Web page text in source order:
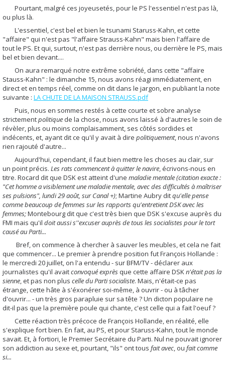
Pourtant, malgré ces joyeusetés, pour le PS l'essentiel n'est pas là,
ou plus là.
L'essentiel, c'est bel et bien le tsunami Staruss-Kahn, et cette
"affaire" qui n'est pas "l'affaire Strauss-Kahn" mais bien l'affaire de
tout le PS. Et qui, surtout, n'est pas derrière nous, ou derrière le PS, mais
bel et bien devant....
On aura remarqué notre extrême sobriété, dans cette "affaire
Stauss-Kahn" : le dimanche 15, nous avons réagi immédiatement, en
direct et en temps réel, comme on dit dans le jargon, en publiant la note
suivante : LA CHUTE DE LA MAISON STRAUSS.pdf
Puis, nous en sommes restés à cette courte et sobre analyse
strictementpolitique de la chose, nous avons laissé à d'autres le soin de
révèler, plus ou moins complaisamment, ses côtés sordides et
indécents, et, ayant dit ce qu'il y avait à dire politiquement, nous n'avons
rien rajouté d'autre...
Aujourd'hui, cependant, il faut bien mettre les choses au clair, sur
un point précis. Les rats commencent à quitter le navire, écrivons-nous en
titre. Rocard dit que DSK est atteint d'une maladie mentale (citation exacte :
"Cet homme a visiblement une maladie mentale, avec des difficultés à maîtriser
ses pulsions", lundi 29 août, sur Canal +); Martine Aubry ditqu'elle pense
comme beaucoup de femmes sur les rapports qu'entretient DSK avec les
femmes;Montebourg dit que c'est très bien que DSK s'excuse auprès du
FMI mais qu'il doit aussi s''excuser auprès de tous les socialistes pour le tort
causé au Parti...
Bref, on commence à chercher à sauver les meubles, et cela ne fait
que commencer... Le premier à prendre position fut François Hollande :
le mercredi 20 juillet, on l'a entendu - sur BFM/TV - déclarer aux
journalistes qu'il avaitconvoqué exprès que cette affaire DSKn'était pas la
sienne, et pas non plus celle du Parti socialiste. Mais, n'était-ce pas
étrange, cette hâte à s'éxonérer soi-même, à ouvrir - ou à tâcher
d'ouvrir... - un très gros parapluie sur sa tête ? Un dicton populaire ne
dit-il pas que la première poule qui chante, c'est celle qui a fait l'oeuf ?
Cette réaction très précoce de François Hollande, en réalité, elle
s'explique fort bien. En fait, au PS, et pour Staruss-Kahn, tout le monde
savait. Et, à fortiori, le Premier Secrétaire du Parti. Nul ne pouvait ignorer
son addiction au sexe et, pourtant, "ils" ont tous fait avec, ou fait comme
si...